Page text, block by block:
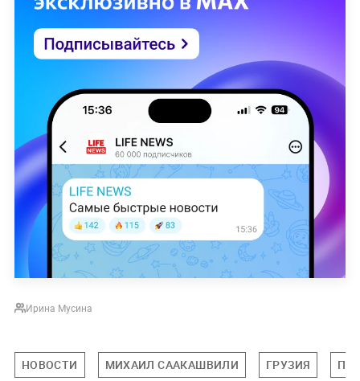
Ирина Мусина
НОВОСТИ МИХАИЛ СААКАШВИЛИ ГРУЗИЯ